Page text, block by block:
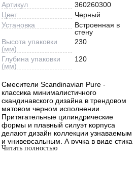
Артикул
360260300
Цвет
Черный
Установка
Встроенная в
стену
Высота упаковки
(мм)
230
Глубина упаковки
(мм)
120
Смесители Scandinavian Pure -
классика минималистичного
скандинавского дизайна в трендовом
матовом черном исполнении.
Притягательные цилиндрические
формы и плавный силуэт корпуса
делают дизайн коллекции узнаваемым
и универсальным. А ручка в виде стика
станет ярким акцентом и привнесет
Читать полностью